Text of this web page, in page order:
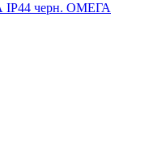
IP44 черн. ОМЕГА